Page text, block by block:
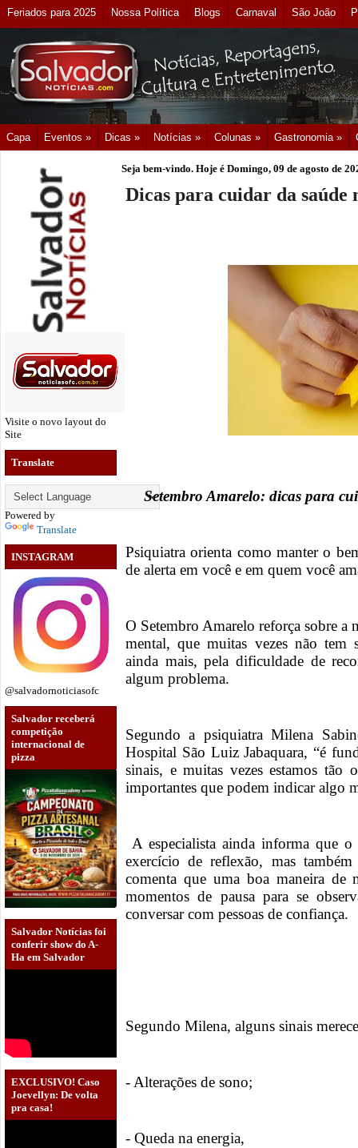
Feriados para 2025 Nossa Política Blogs Carnaval São João
Capa Eventos » Dicas » Notícias » Colunas » Gastronomia »
Visite o novo layout do
Site
Translate
Powered by
Translate
INSTAGRAM
@salvadornoticiasofc
Salvador receberá
competição
internacional de
pizza
Salvador Notícias foi
conferir show do A-
Ha em Salvador
EXCLUSIVO! Caso
Joevellyn: De volta
pra casa!
Seja bem-vindo. Hoje é Domingo, 09 de agosto de
Dicas para cuidar da saúde
Setembro Amarelo: dicas para
Psiquiatra orienta como manter o
de alerta em você e em quem você
O Setembro Amarelo reforça sobre a
mental, que muitas vezes não tem
ainda mais, pela dificuldade de
algum problema.
Segundo a psiquiatra Milena
Hospital São Luiz Jabaquara, “é
sinais, e muitas vezes estamos tão
importantes que podem indicar algo
A especialista ainda informa que
exercício de reflexão, mas
comenta que uma boa maneira
momentos de pausa para se
conversar com pessoas de confiança.
Segundo Milena, alguns sinais
- Alterações de sono;
- Queda na energia,